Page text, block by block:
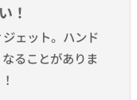
！
ェット。ハンド
ることがありま